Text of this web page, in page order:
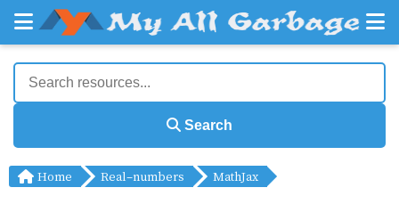
Search
Home Real-numbers MathJax